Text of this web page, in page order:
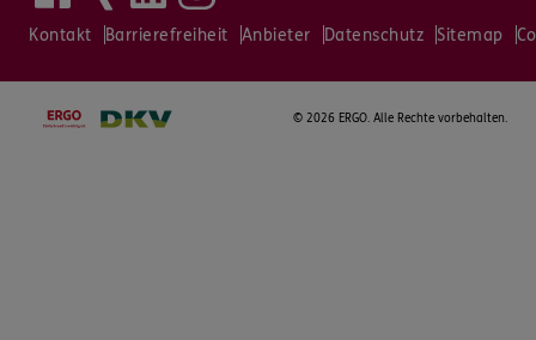
Kontakt Barrierefreiheit Anbieter Datenschutz Sitemap
© 2026 ERGO. Alle Rechte vorbehalten.